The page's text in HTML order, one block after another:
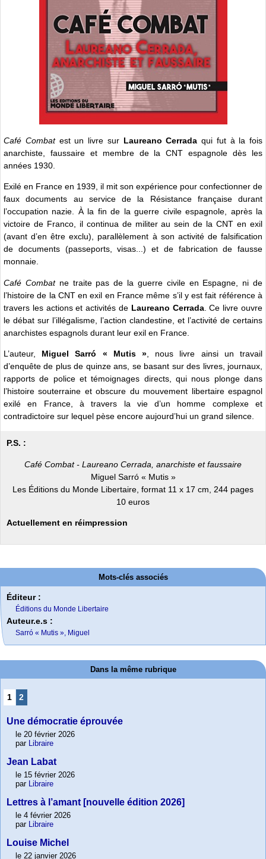
Café Combatest un livre sur Laureano Cerrada qui fut à la fois
anarchiste, faussaire et membre de la CNT espagnole dès les
années 1930.
Exilé en France en 1939, il mit son expérience pour confectionner de
faux documents au service de la Résistance française durant
l’occupation nazie. À la fin de la guerre civile espagnole, après la
victoire de Franco, il continua de militer au sein de la CNT en exil
(avant d’en être exclu), parallèlement à son activité de falsification
de documents (passeports, visas...) et de fabrication de fausse
monnaie.
Café Combatne traite pas de la guerre civile en Espagne, ni de
l’histoire de la CNT en exil en France même s’il y est fait référence à
travers les actions et activités de Laureano Cerrada. Ce livre ouvre
le débat sur l’illégalisme, l’action clandestine, et l’activité de certains
anarchistes espagnols durant leur exil en France.
L’auteur, Miguel Sarró « Mutis » , nous livre ainsi un travail
d’enquête de plus de quinze ans, se basant sur des livres, journaux,
rapports de police et témoignages directs, qui nous plonge dans
l’histoire souterraine et obscure du mouvement libertaire espagnol
exilé en France, à travers la vie d’un homme complexe et
contradictoire sur lequel pèse encore aujourd’hui un grand silence.
P.S. :
Café Combat - Laureano Cerrada, anarchiste et faussaire
Miguel Sarró « Mutis »
Les Éditions du Monde Libertaire, format 11 x 17 cm, 244 pages
10 euros
Actuellement en réimpression
Mots-clés associés
Éditeur :
Éditions du Monde Libertaire
Auteur.e.s :
Sarró « Mutis », Miguel
Dans la même rubrique
1 2
Une démocratie éprouvée
le 20 février 2026
par
Libraire
Jean Labat
le 15 février 2026
par
Libraire
Lettres à l’amant [nouvelle édition 2026]
le 4 février 2026
par
Libraire
Louise Michel
le 22 janvier 2026